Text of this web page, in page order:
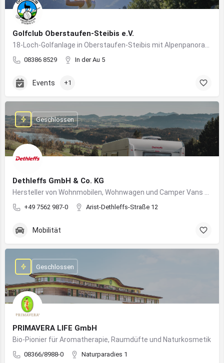
Golfclub Oberstaufen-Steibis e.V.
08386 8529 In der Au 5
Events +1
Dethleffs GmbH & Co. KG
+49 7562 987-0 Arist-Dethleffs-Straße 12
Geschlossen
Mobilität
PRIMAVERA LIFE GmbH
Bio-Pionier für Aromatherapie, Raumdüfte und Naturkosmetik
08366/8988-0 Naturparadies 1
Geschlossen